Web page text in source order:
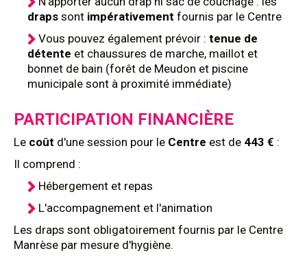
draps sont impérativement fournis par le Centre
Vous pouvez également prévoir : tenue de
détente et chaussures de marche, maillot et
bonnet de bain (forêt de Meudon et piscine
municipale sont à proximité immédiate)
PARTICIPATION FINANCIÈRE
Le coût d'une session pour le Centre est de 443 € :
Il comprend :
Hébergement et repas
L'accompagnement et l'animation
Les draps sont obligatoirement fournis par le Centre
Manrèse par mesure d'hygiène.